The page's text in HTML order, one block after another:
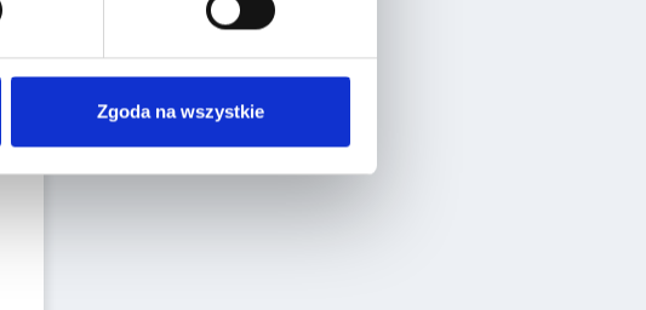
Zgoda na wszystkie